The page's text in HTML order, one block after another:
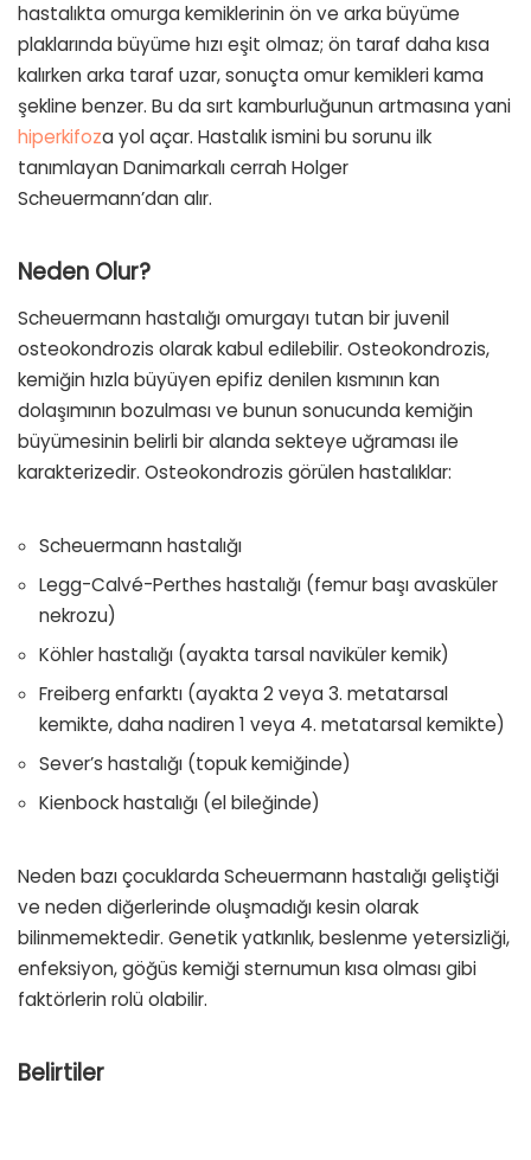
hastalıkta omurga kemiklerinin ön ve arka büyüme
plaklarında büyüme hızı eşit olmaz; ön taraf daha kısa
kalırken arka taraf uzar, sonuçta omur kemikleri kama
şekline benzer. Bu da sırt kamburluğunun artmasına yani
hiperkifoza yol açar. Hastalık ismini bu sorunu ilk
tanımlayan Danimarkalı cerrah Holger
Scheuermann’dan alır.
Neden Olur?
Scheuermann hastalığı omurgayı tutan bir juvenil
osteokondrozis olarak kabul edilebilir. Osteokondrozis,
kemiğin hızla büyüyen epifiz denilen kısmının kan
dolaşımının bozulması ve bunun sonucunda kemiğin
büyümesinin belirli bir alanda sekteye uğraması ile
karakterizedir. Osteokondrozis görülen hastalıklar:
Scheuermann hastalığı
Legg-Calvé-Perthes hastalığı (femur başı avasküler
nekrozu)
Köhler hastalığı (ayakta tarsal naviküler kemik)
Freiberg enfarktı (ayakta 2 veya 3. metatarsal
kemikte, daha nadiren 1 veya 4. metatarsal kemikte)
Sever’s hastalığı (topuk kemiğinde)
Kienbock hastalığı (el bileğinde)
Neden bazı çocuklarda Scheuermann hastalığı geliştiği
ve neden diğerlerinde oluşmadığı kesin olarak
bilinmemektedir. Genetik yatkınlık, beslenme yetersizliği,
enfeksiyon, göğüs kemiği sternumun kısa olması gibi
faktörlerin rolü olabilir.
Belirtiler